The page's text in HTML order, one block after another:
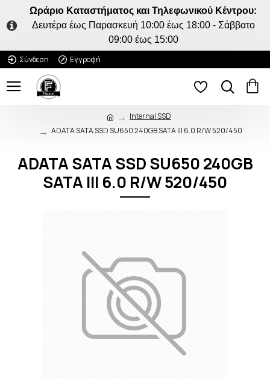
Ωράριο Καταστήματος και Τηλεφωνικού Κέντρου:
Δευτέρα έως Παρασκευή 10:00 έως 18:00 - Σάββατο
09:00 έως 15:00
Σύνδεση
Εγγραφή
Internal SSD
ADATA SATA SSD SU650 240GB SATA III 6.0 R/W 520/450
ADATA SATA SSD SU650 240GB
SATA III 6.0 R/W 520/450